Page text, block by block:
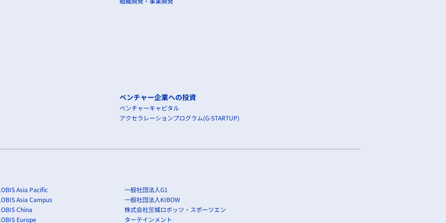
ベンチャー企業への投資
ベンチャーキャピタル
アクセラレーションプログラム(G-STARTUP)
Asia Pacific
Asia Campus
China
Europe
一般社団法人G1
一般社団法人KIBOW
株式会社茨城ロボッツ・スポーツエン
ターテインメント